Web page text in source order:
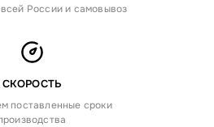
России и самовывоз
СКОРОСТЬ
поставленные сроки